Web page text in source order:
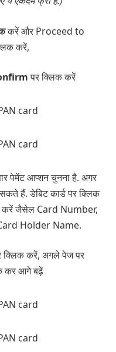
करें और Proceed to
करें,
पर क्लिक करें
पेमेंट आप्शन चुनना है. अगर
हैं. डेबिट कार्ड पर क्लिक
करें जैसेल Card Number,
Holder Name.
क्लिक करें, अगले पेज पर
कर आगे बढ़ें